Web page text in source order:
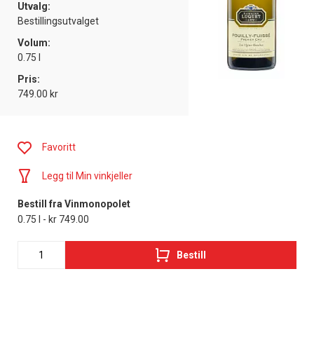
Utvalg:
Bestillingsutvalget
Volum:
0.75 l
Pris:
749.00 kr
Favoritt
Legg til Min vinkjeller
Bestill fra Vinmonopolet
0.75 l - kr 749.00
Bestill